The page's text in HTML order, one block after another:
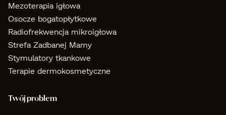
Twój problem
Mezoterapia igłowa
Osocze bogatopłytkowe
Radiofrekwencja mikroigłowa
Strefa Zadbanej Mamy
Stymulatory tkankowe
Terapie dermokosmetyczne